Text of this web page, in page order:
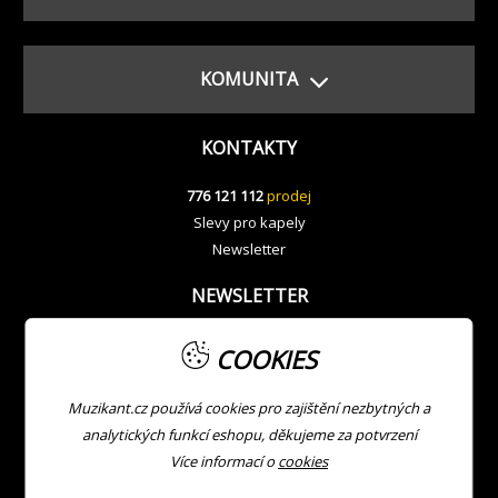
KOMUNITA
KONTAKTY
776 121 112prodej
Slevy pro kapely
Newsletter
NEWSLETTER
COOKIES
Muzikant.cz používá cookies pro zajištění nezbytných a
analytických funkcí eshopu, děkujeme za potvrzení
Více informací ocookies